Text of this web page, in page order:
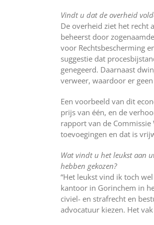
Vindt u dat de overheid
De overheid ziet het recht
beheerst door
voor Rechtsbescherming
suggestie dat
genegeerd. Daarnaast
verweer, waardoor er
Een voorbeeld van dit
prijs van één, en de
rapport van de
toevoegingen en dat is
Wat vindt u het leukst aan
hebben gekozen?
“Het leukst vind ik toch
kantoor in Gorinchem in
civiel- en strafrecht en
advocatuur kiezen. Het